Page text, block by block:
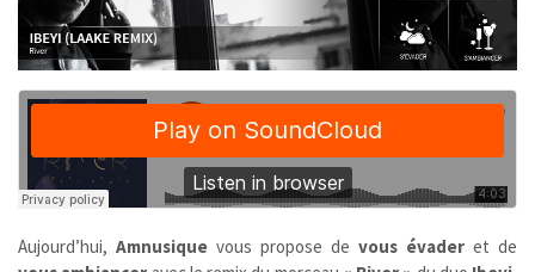
Aujourd’hui, Amnusique vous propose de vous évader et de